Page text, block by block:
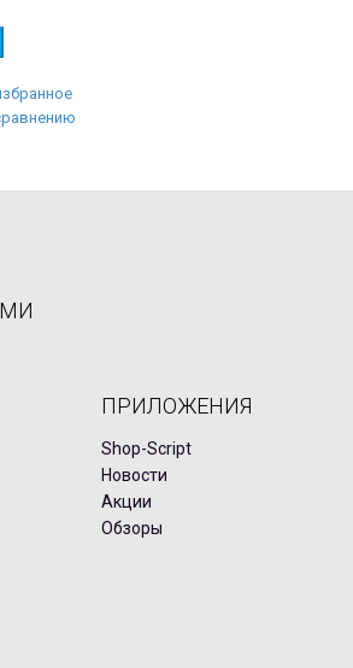
ПРИЛОЖЕНИЯ
Shop-Script
Новости
Акции
Обзоры